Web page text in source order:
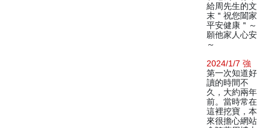
給周先生的文
末＂祝您闔家
平安健康＂～
願他家人心安
～
2024/1/7 強
第一次知道好
讀的時間不
久，大約兩年
前。當時常在
這裡挖寶，本
來很擔心網站